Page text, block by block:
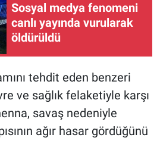
Sosyal medya fenomeni
canlı yayında vurularak
öldürüldü
tehdit eden benzeri
ve sağlık felaketiyle karşı
savaş nedeniyle
ağır hasar gördüğünü